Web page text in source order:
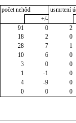
počet nehôd
usmrtení
+/-
91 0
2
18 2
0
28 7
1
10 6
0
3 0
0
1 -1
0
4 -9
0
0 0 0